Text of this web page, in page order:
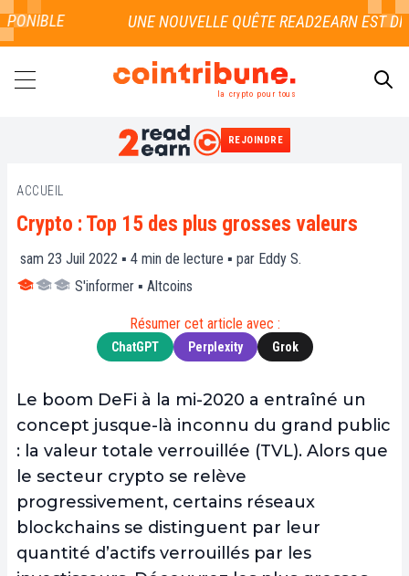
la crypto pour tous
REJOINDRE
ACCUEIL
Crypto : Top 15 des plus grosses valeurs
sam 23 Juil 2022 ▪ 4 min de lecture ▪ par Eddy S.
S'informer ▪ Altcoins
Résumer cet article avec :
ChatGPT Perplexity Grok
Le boom DeFi à la mi-2020 a entraîné un
concept jusque-là inconnu du grand public
: la valeur totale verrouillée (TVL). Alors que
le secteur crypto se relève
progressivement, certains réseaux
blockchains se distinguent par leur
quantité d’actifs verrouillés par les